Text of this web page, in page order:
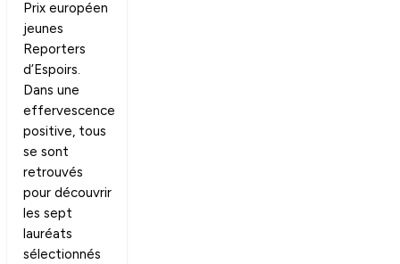
Prix européen
jeunes
Reporters
d’Espoirs.
Dans une
effervescence
positive, tous
se sont
retrouvés
pour découvrir
les sept
lauréats
sélectionnés